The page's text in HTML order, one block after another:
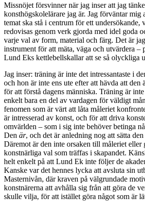
Missnöjet försvinner när jag inser att jag
konsthögskolelärare jag är. Jag förväntar mig
temat ska stå i centrum för ett undersökande,
redovisas genom verk gjorda med idel goda
varje val av form, material och färg. Det är
instrument för att mäta, väga och utvärdera –
Lund Eks kettlebellskallar att se så olyckliga
Jag inser: träning är inte det intressantaste i
och hon är inte ens ute efter att hävda att den
för att förstå dagens människa. Träning är
enkelt bara en del av vardagen för väldigt
fenomen som är värt att låta måleriet
är intresserad av konst, och för att driva
omvärlden – som i sig inte behöver betinga
Den är, och det är anledning nog att sätta
Däremot är den inte orsaken till måleriet eller
konstnärliga val som träffas i skapandet.
helt enkelt på att Lund Ek inte följer de
Kanske var det hennes lycka att avsluta sin
Masternivån, där kraven på välgrundade
konstnärerna att avhålla sig från att göra de
skulle vilja, för att istället göra något som är